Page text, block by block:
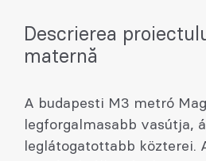
Descrierea
maternă
A budapesti M3 metró
legforgalmasabb vasútja,
leglátogatottabb közterei.